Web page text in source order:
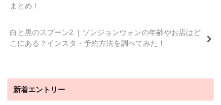
まとめ！
白と黒のスプーン2 ｜ソンジョンウォンの年齢やお店はど
こにある？インスタ・予約方法を調べてみた！
新着エントリー